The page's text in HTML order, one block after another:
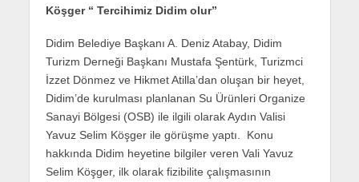
Köşger “ Tercihimiz Didim olur”
Didim Belediye Başkanı A. Deniz Atabay, Didim
Turizm Derneği Başkanı Mustafa Şentürk, Turizmci
İzzet Dönmez ve Hikmet Atilla’dan oluşan bir heyet,
Didim’de kurulması planlanan Su Ürünleri Organize
Sanayi Bölgesi (OSB) ile ilgili olarak Aydın Valisi
Yavuz Selim Köşger ile görüşme yaptı. Konu
hakkında Didim heyetine bilgiler veren Vali Yavuz
Selim Köşger, ilk olarak fizibilite çalışmasının